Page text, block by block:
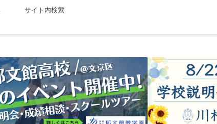
サイト内検索